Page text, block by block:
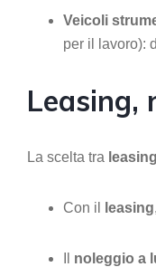
Veicoli
per il lavoro):
Leasing,
La scelta tra
Con il leasing
noleggio a